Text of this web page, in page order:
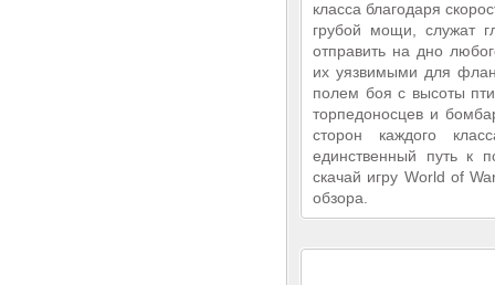
класса благодаря
грубой мощи, служат
отправить на дно
их уязвимыми для
полем боя с высоты
торпедоносцев и
сторон каждого
единственный путь к
скачай игру World of
обзора.